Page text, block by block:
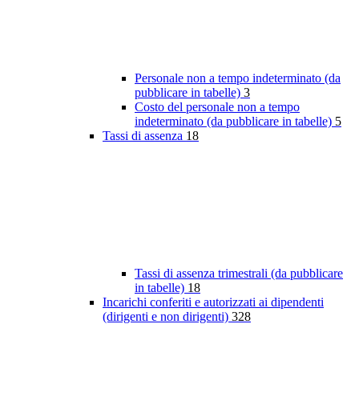
Personale non a tempo indeterminato (da
pubblicare in tabelle) 3
Costo del personale non a tempo
indeterminato (da pubblicare in tabelle) 5
Tassi di assenza 18
Tassi di assenza trimestrali (da pubblicare
in tabelle) 18
Incarichi conferiti e autorizzati ai dipendenti
(dirigenti e non dirigenti) 328